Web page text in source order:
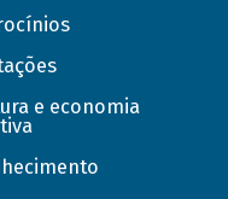
e economia